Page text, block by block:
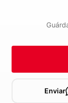
Enviar